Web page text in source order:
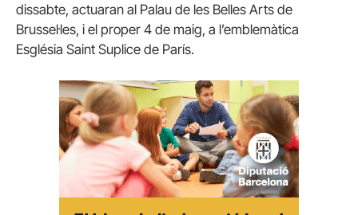
dissabte, actuaran al Palau de les Belles Arts de
Brussel·les, i el proper 4 de maig, a l’emblemàtica
Església Saint Suplice de París.